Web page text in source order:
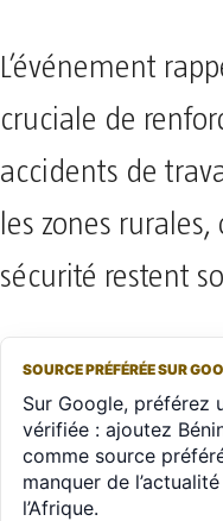
L’événement
cruciale de
accidents de
les zones
sécurité restent
SOURCE PRÉFÉRÉE SUR
Sur Google, préférez
vérifiée : ajoutez
comme source
manquer de
l’Afrique.